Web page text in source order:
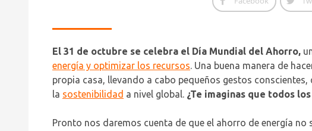
El 31 de octubre se celebra el Día Mundial del Ahorro,
energía y optimizar los recursos. Una buena manera de
propia casa, llevando a cabo pequeños gestos conscientes,
la sostenibilidad a nivel global. ¿Te imaginas que todos
Pronto nos daremos cuenta de que el ahorro de energía